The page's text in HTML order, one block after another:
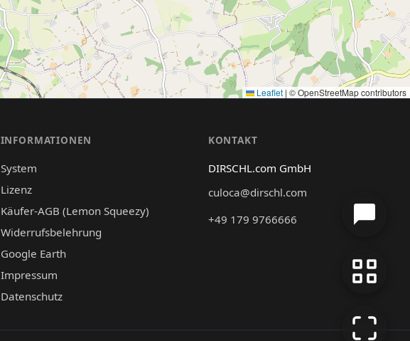
Leaflet | © OpenStreetMap contributors
INFORMATIONEN
System
Lizenz
Käufer-AGB (Lemon Squeezy)
Widerrufsbelehrung
Google Earth
Impressum
Datenschutz
KONTAKT
DIRSCHL.com GmbH
culoca@dirschl.com
+49 179 9766666